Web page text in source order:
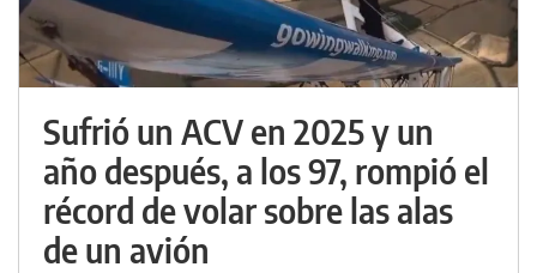
Sufrió un ACV en 2025 y un
año después, a los 97, rompió el
récord de volar sobre las alas
de un avión